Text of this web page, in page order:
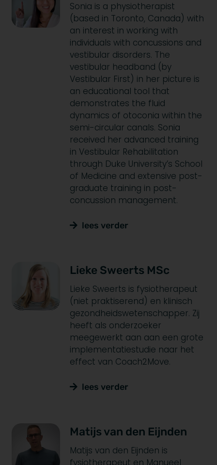
Sonia is a physiotherapist
(based in Toronto, Canada) with
an interest in working with
individuals with concussions and
vestibular disorders. The
vestibular headband (by
Vestibular First) in her picture is
an educational tool that
demonstrates the fluid
dynamics of otoconia within the
semi-circular canals. Sonia
received her advanced training
in Vestibular Rehabilitation
through Duke University’s School
of Medicine and extensive post-
graduate training in post-
concussion management.
lees verder
Lieke Sweerts MSc
Lieke Sweerts is fysiotherapeut
(niet praktiserend) en klinisch
gezondheidswetenschapper. Zij
heeft als onderzoeker
meegewerkt aan aan een grote
implementatiestudie naar het
effect van Coach2Move.
lees verder
Matijs van den Eijnden
Matijs van den Eijnden is
fysiotherapeut en Manueel